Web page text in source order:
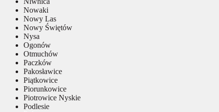
Nowaki
Nowy Las
Nowy Świętów
Nysa
Ogonów
Otmuchów
Paczków
Pakosławice
Piątkowice
Piorunkowice
Piotrowice Nyskie
Podlesie